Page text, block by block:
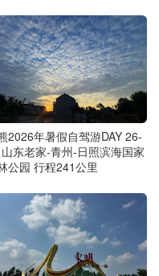
2026年暑假自驾游DAY 26-
东老家-青州-日照滨海国家
公园 行程241公里